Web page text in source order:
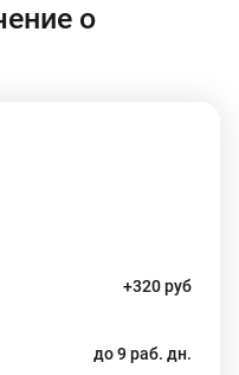
о
+320 руб
до 9 раб. дн.